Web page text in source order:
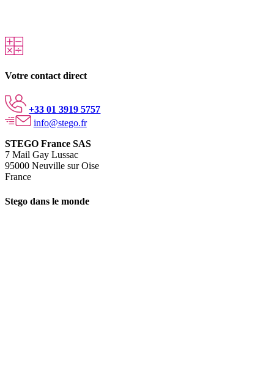
Votre contact direct
+33 01 3919 5757
info@stego.fr
STEGO France SAS
7 Mail Gay Lussac
95000 Neuville sur Oise
France
Stego dans le monde